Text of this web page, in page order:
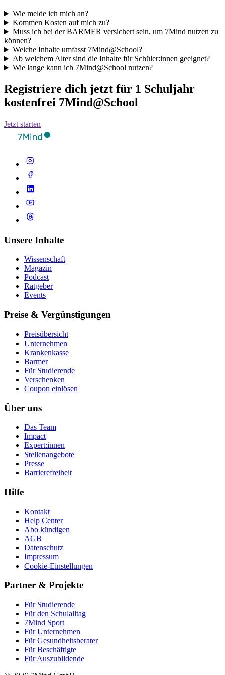
Wie melde ich mich an?
Kommen Kosten auf mich zu?
Muss ich bei der BARMER versichert sein, um 7Mind nutzen zu
können?
Welche Inhalte umfasst 7Mind@School?
Ab welchem Alter sind die Inhalte für Schüler:innen geeignet?
Wie lange kann ich 7Mind@School nutzen?
Registriere dich jetzt für 1 Schuljahr
kostenfrei 7Mind@School
Jetzt starten
Unsere Inhalte
Wissenschaft
Magazin
Podcast
Ratgeber
Events
Preise & Vergünstigungen
Preisübersicht
Unternehmen
Krankenkasse
Barmer
Für Studierende
Ver­schen­ken
Coupon einlösen
Über uns
Das Team
Impact
Expert:innen
Stellenangebote
Presse
Barrierefreiheit
Hilfe
Kontakt
Help Center
Abo kündigen
AGB
Datenschutz
Impressum
Cookie-Einstellungen
Partner & Projekte
Für Stu­die­rende
Für den Schulalltag
7Mind Sport
Für Unter­neh­men
Für Gesund­heits­be­ra­ter
Für Beschäftigte
Für Auszubildende